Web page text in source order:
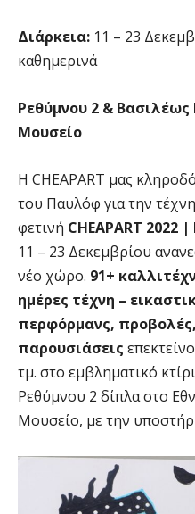
Διάρκεια: 11 – 23
καθημερινά
Ρεθύμνου 2 & Βασιλέως
Μουσείο
Η CHEAPART μας
του Παυλόφ για την
φετινή CHEAPART 2022
11 – 23 Δεκεμβρίου
νέο χώρο. 91+
ημέρες τέχνη –
περφόρμανς,
παρουσιάσεις
τμ. στο εμβληματικό
Ρεθύμνου 2 δίπλα στο
Μουσείο, με την